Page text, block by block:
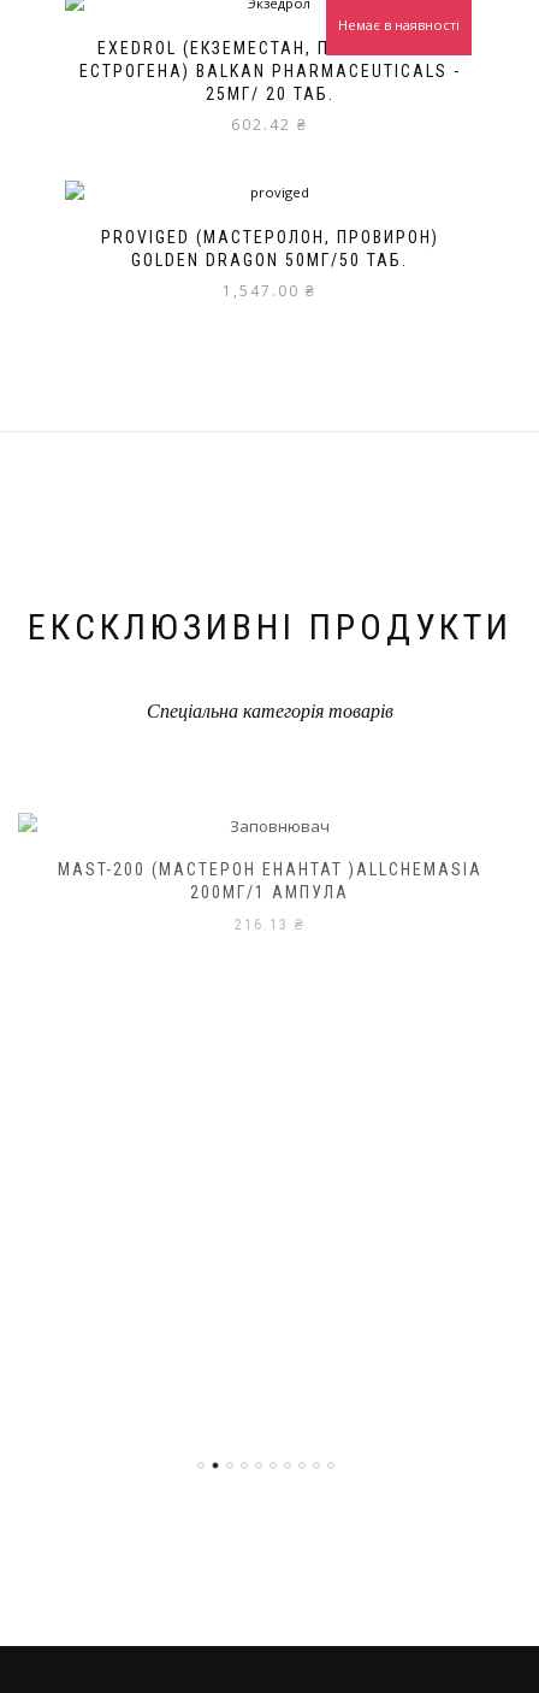
EXEDROL (ЕКЗЕМЕСТАН, ПРИГНІЧУВАЧ
ЕСТРОГЕНА) BALKAN PHARMACEUTICALS -
25МГ/ 20 ТАБ.
602.42 ₴
Немає в наявності
PROVIGED (МАСТЕРОЛОН, ПРОВИРОН)
GOLDEN DRAGON 50МГ/50 ТАБ.
1,547.00 ₴
ЕКСКЛЮЗИВНІ ПРОДУКТИ
Спеціальна категорія товарів
MAST-200 (МАСТЕРОН ЕНАНТАТ )ALLCHEMASIA
200МГ/1 АМПУЛА
216.13 ₴